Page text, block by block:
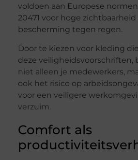
voldoen aan Europese normen
20471 voor hoge zichtbaarheid
bescherming tegen regen.
Door te kiezen voor kleding
deze veiligheidsvoorschriften,
niet alleen je medewerkers,
ook het risico op
voor een veiligere
verzuim.
Comfort als